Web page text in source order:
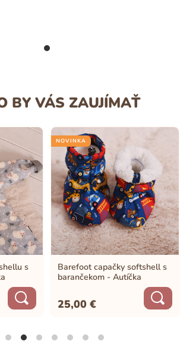
BY VÁS ZAUJÍMAŤ
s
NOVINKA
Barefoot capačky softshell s
barančekom - Autíčka
25,00€